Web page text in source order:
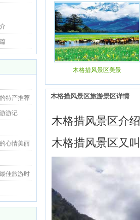
特产推荐
游记
心情美丽
佳旅游时
木格措风景区美景
木格措风景区旅游景区详情
木格措风景区介
木格措风景区又